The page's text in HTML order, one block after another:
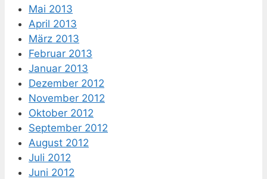
Mai 2013
April 2013
März 2013
Februar 2013
Januar 2013
Dezember 2012
November 2012
Oktober 2012
September 2012
August 2012
Juli 2012
Juni 2012